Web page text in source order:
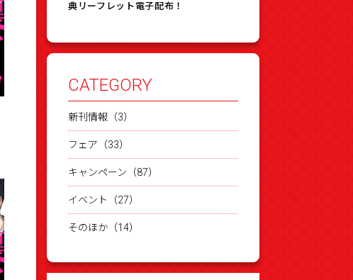
典リーフレット電子配布！
CATEGORY
新刊情報（3）
フェア（33）
キャンペーン（87）
イベント（27）
そのほか（14）